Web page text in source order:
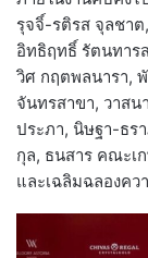
รุจจิ์-รติรส จุลชา
อิทธิฤทธิ์ รัตนทา
วิศ กฤตพลนารา,
จันทรสาขา, วาส
ประภา, นิษฐา-ธร
กุล, ธนสาร คณะเ
และเฉลิมฉลองคว